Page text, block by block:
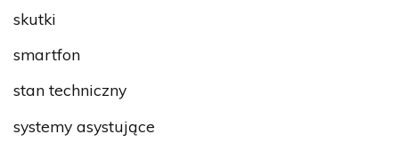
skutki
smartfon
stan techniczny
systemy asystujące